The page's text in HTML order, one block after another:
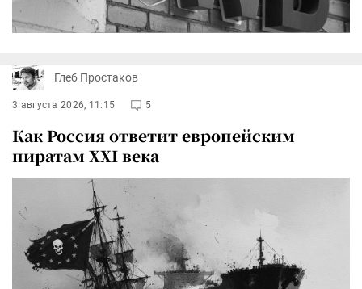
Глеб Простаков
3 августа 2026, 11:15 5
Как Россия ответит европейским
пиратам XXI века